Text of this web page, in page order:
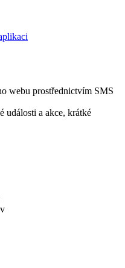
webu prostřednictvím SMS
události a akce, krátké